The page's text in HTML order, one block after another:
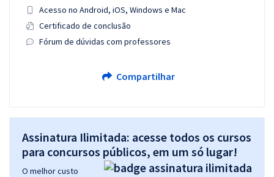
Acesso no Android, iOS, Windows e Mac
Certificado de conclusão
Fórum de dúvidas com professores
Compartilhar
Assinatura Ilimitada: acesse todos os cursos
para concursos públicos, em um só lugar!
O melhor custo